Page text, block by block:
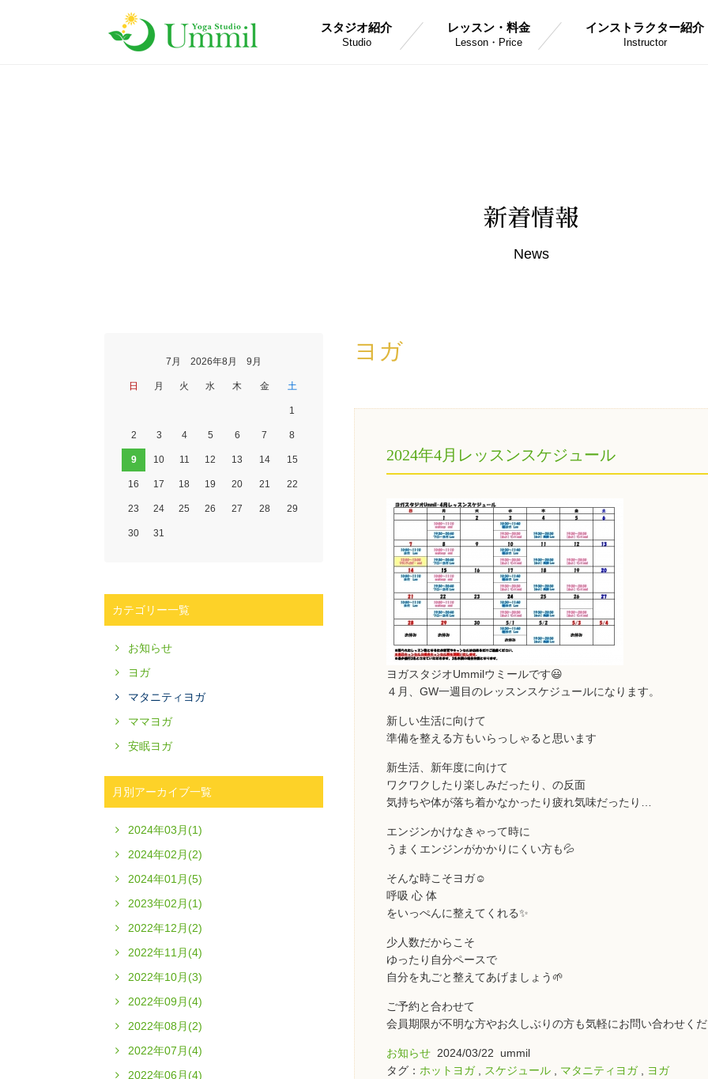
スタジオ紹介
Studio
レッスン・料金
Lesson・Price
インストラクター紹介
Instructor
新着情報
News
ヨガ
2024年4月レッスンスケジュール
ヨガスタジオUmmilウミールです😃
４月、GW一週目のレッスンスケジュールになります。
新しい生活に向けて
準備を整える方もいらっしゃると思います
新生活、新年度に向けて
ワクワクしたり楽しみだったり、の反面
気持ちや体が落ち着かなかったり疲れ気味だったり…
エンジンかけなきゃって時に
うまくエンジンがかかりにくい方も💦
そんな時こそヨガ☺️
呼吸 心 体
をいっぺんに整えてくれる✨
少人数だからこそ
ゆったり自分ペースで
自分を丸ごと整えてあげましょう🌱
ご予約と合わせて
会員期限が不明な方やお久しぶりの方も気軽にお問い合わせく
お知らせ 2024/03/22 ummil
タグ： ホットヨガ, スケジュール マタニティヨガ, ヨガ
7月 2026年8月 9月
日 月 火 水 木 金 土
1
2 3 4 5 6 7 8
9 10 11 12 13 14 15
16 17 18 19 20 21 22
23 24 25 26 27 28 29
30 31
カテゴリー一覧
お知らせ
ヨガ
マタニティヨガ
ママヨガ
安眠ヨガ
月別アーカイブ一覧
2024年03月(1)
2024年02月(2)
2024年01月(5)
2023年02月(1)
2022年12月(2)
2022年11月(4)
2022年10月(3)
2022年09月(4)
2022年08月(2)
2022年07月(4)
2022年06月(4)